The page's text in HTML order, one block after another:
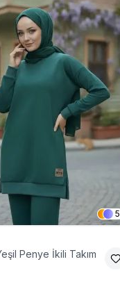
5
Penye İkili Takım